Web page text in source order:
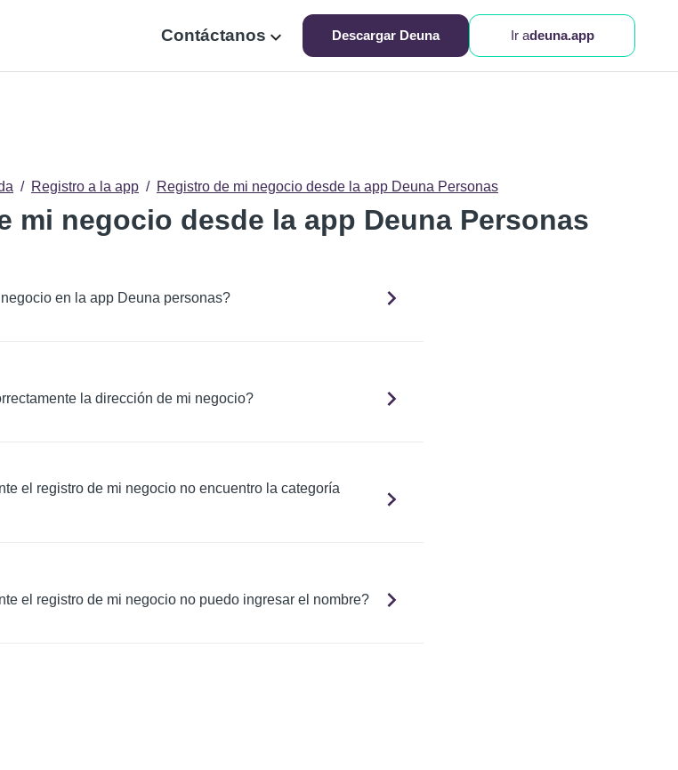
Contáctanos Descargar Deuna Ir adeuna.app
Registro a la app Registro de mi negocio desde la app Deuna Personas
mi negocio desde la app Deuna Personas
en la app Deuna personas?
la dirección de mi negocio?
el registro de mi negocio no encuentro la categoría
el registro de mi negocio no puedo ingresar el nombre?